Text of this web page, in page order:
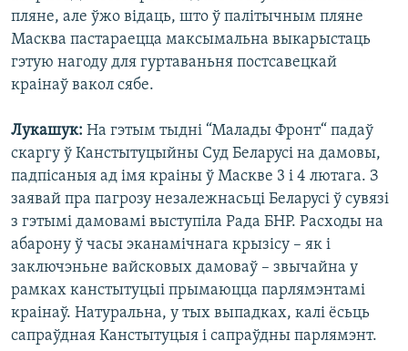
пляне, але ўжо відаць, што ў палітычным пляне
Масква пастараецца максымальна выкарыстаць
гэтую нагоду для гуртаваньня постсавецкай
краінаў вакол сябе.
Лукашук: На гэтым тыдні “Малады Фронт“ падаў
скаргу ў Канстытуцыйны Суд Беларусі на дамовы,
падпісаныя ад імя краіны ў Маскве 3 і 4 лютага. З
заявай пра пагрозу незалежнасьці Беларусі ў сувязі
з гэтымі дамовамі выступіла Рада БНР. Расходы на
абарону ў часы эканамічнага крызісу – як і
заключэньне вайсковых дамоваў – звычайна у
рамках канстытуцыі прымаюцца парлямэнтамі
краінаў. Натуральна, у тых выпадках, калі ёсьць
сапраўдная Канстытуцыя і сапраўдны парлямэнт.